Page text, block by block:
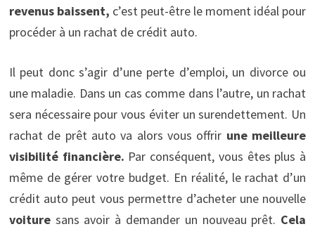
revenus baissent, c’est peut-être le moment idéal pour
procéder à un rachat de crédit auto.
Il peut donc s’agir d’une perte d’emploi, un divorce ou
une maladie. Dans un cas comme dans l’autre, un rachat
sera nécessaire pour vous éviter un surendettement. Un
rachat de prêt auto va alors vous offrir une meilleure
visibilité financière. Par conséquent, vous êtes plus à
même de gérer votre budget. En réalité, le rachat d’un
crédit auto peut vous permettre d’acheter une nouvelle
voituresans avoir à demander un nouveau prêt. Cela